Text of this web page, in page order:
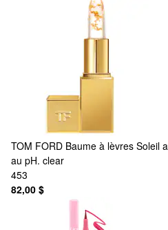
TOM FORD Baume à lèvres Soleil
au pH. clear
453
82,00 $